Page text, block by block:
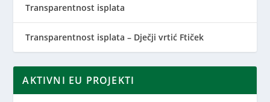
Transparentnost isplata
Transparentnost isplata – Dječji vrtić Ftiček
AKTIVNI EU PROJEKTI